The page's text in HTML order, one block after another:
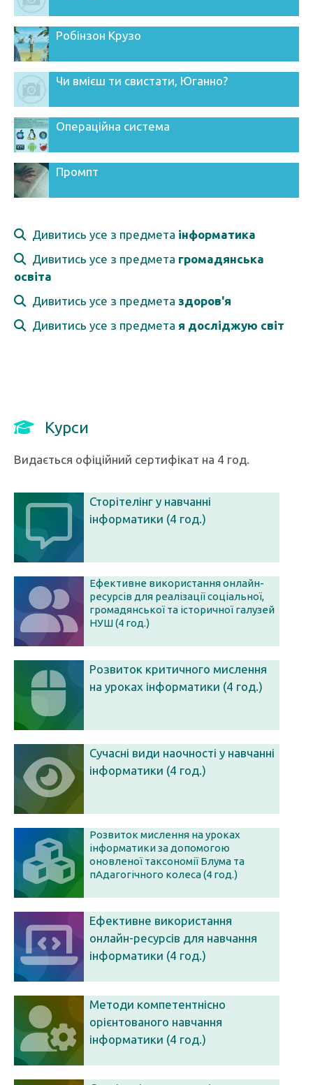
Робінзон Крузо
Чи вмієш ти свистати, Юганно?
Операційна система
Промпт
Дивитись усе з предмета інформатика
Дивитись усе з предмета громадянська
освіта
Дивитись усе з предмета здоров'я
Дивитись усе з предмета я досліджую світ
Курси
Видається офіційний сертифікат на 4 год.
Сторітелінг у навчанні
інформатики (4 год.)
Ефективне використання онлайн-
ресурсів для реалізації cоціальної,
громадянської та історичної галузей
НУШ (4 год.)
Розвиток критичного мислення
на уроках інформатики (4 год.)
Сучасні види наочності у навчанні
інформатики (4 год.)
Розвиток мислення на уроках
інформатики за допомогою
оновленої таксономії Блума та
пАдагогічного колеса (4 год.)
Ефективне використання
онлайн-ресурсів для навчання
інформатики (4 год.)
Методи компетентнісно
орієнтованого навчання
інформатики (4 год.)